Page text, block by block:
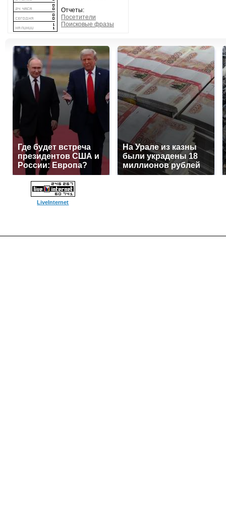
Отчеты:
Посетители
Поисковые фразы
Где будет встреча
президентов США и
России: Европа?
На Урале из казны
были украдены 18
миллионов рублей
LiveInternet